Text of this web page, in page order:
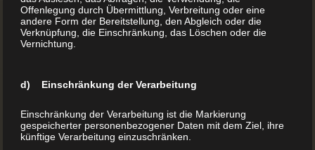
raffinierter und anspruchsvoller wurde, blieb sie aufgrund
der begrenzten Vervielfältigungsmöglichkeiten lange Zeit
nur einer kleinen Schicht zugänglich. Bücher waren noch
Offenlegung durch Übermittlung, Verbreitung oder eine
andere Form der Bereitstellung, den Abgleich oder die
Verknüpfung, die Einschränkung, das Löschen oder die
Vernichtung.
d) Einschränkung der Verarbeitung
Einschränkung der Verarbeitung ist die Markierung
gespeicherter personenbezogener Daten mit dem Ziel, ihre
künftige Verarbeitung einzuschränken.